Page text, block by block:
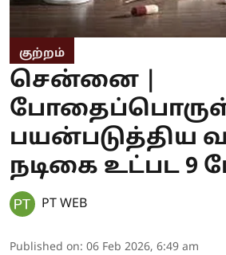
குற்றம்
சென்னை |
பயன்படுத்திய
நடிகை உட்பட 9
PT WEB
Published on: 06 Feb 2026, 6:49 am